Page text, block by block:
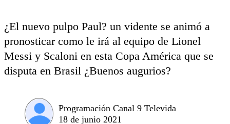
¿El nuevo pulpo Paul? un vidente se animó a
pronosticar como le irá al equipo de Lionel
Messi y Scaloni en esta Copa América que se
disputa en Brasil ¿Buenos augurios?
Programación Canal 9 Televida
18 de junio 2021